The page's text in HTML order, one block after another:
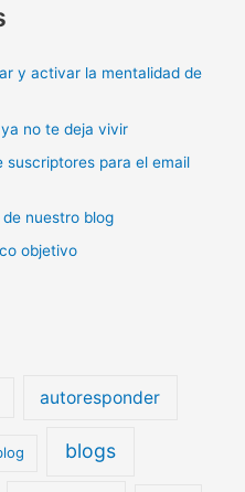
y activar la mentalidad de
no te deja vivir
suscriptores para el email
nuestro blog
objetivo
autoresponder
blogs